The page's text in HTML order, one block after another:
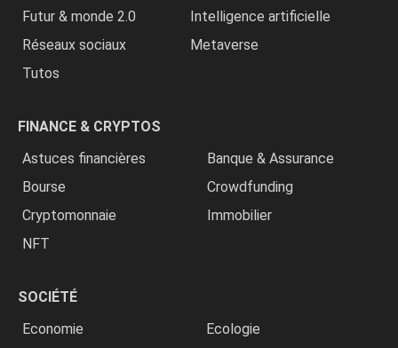
Futur & monde 2.0
Intelligence artificielle
Réseaux sociaux
Metaverse
Tutos
FINANCE & CRYPTOS
Astuces financières
Banque & Assurance
Bourse
Crowdfunding
Cryptomonnaie
Immobilier
NFT
SOCIÉTÉ
Economie
Ecologie